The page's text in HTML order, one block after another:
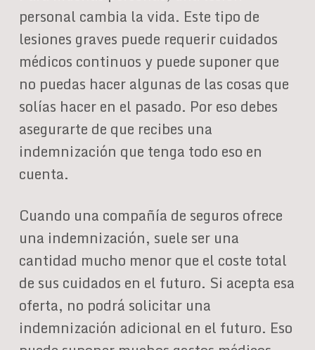
personal cambia la vida. Este tipo de
lesiones graves puede requerir cuidados
médicos continuos y puede suponer que
no puedas hacer algunas de las cosas que
solías hacer en el pasado. Por eso debes
asegurarte de que recibes una
indemnización que tenga todo eso en
cuenta.
Cuando una compañía de seguros ofrece
una indemnización, suele ser una
cantidad mucho menor que el coste total
de sus cuidados en el futuro. Si acepta esa
oferta, no podrá solicitar una
indemnización adicional en el futuro. Eso